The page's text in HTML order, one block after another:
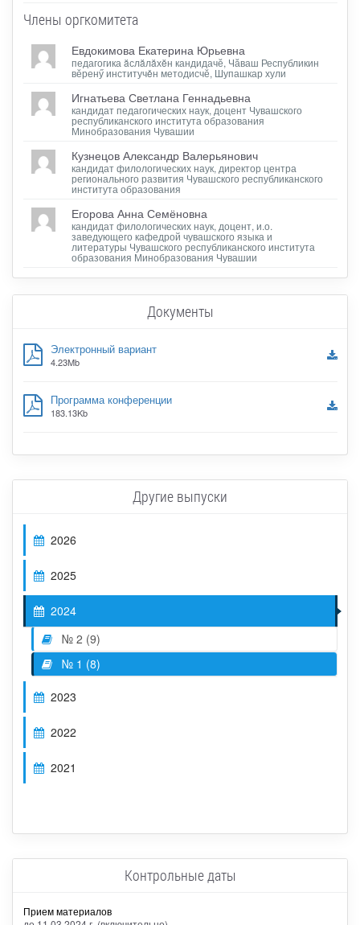
Члены оргкомитета
Евдокимова Екатерина Юрьевна
педагогика ăслăлăхĕн кандидачӗ, Чӑваш Республикин
вӗренӳ институчěн методисчӗ, Шупашкар хули
Игнатьева Светлана Геннадьевна
кандидат педагогических наук, доцент Чувашского
республиканского института образования
Минобразования Чувашии
Кузнецов Александр Валерьянович
кандидат филологических наук, директор центра
регионального развития Чувашского республиканского
института образования
Егорова Анна Семёновна
кандидат филологических наук, доцент, и.о.
заведующего кафедрой чувашского языка и
литературы Чувашского республиканского института
образования Минобразования Чувашии
Документы
Электронный вариант
4.23Mb
Программа конференции
183.13Kb
Другие выпуски
2026
2025
2024
№ 2 (9)
№ 1 (8)
2023
2022
2021
Контрольные даты
Прием материалов